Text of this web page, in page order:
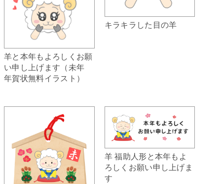
羊と本年もよろしくお願
い申し上げます（未年
年賀状無料イラスト）
キラキラした目の羊
羊 福助人形と本年もよ
ろしくお願い申し上げま
す